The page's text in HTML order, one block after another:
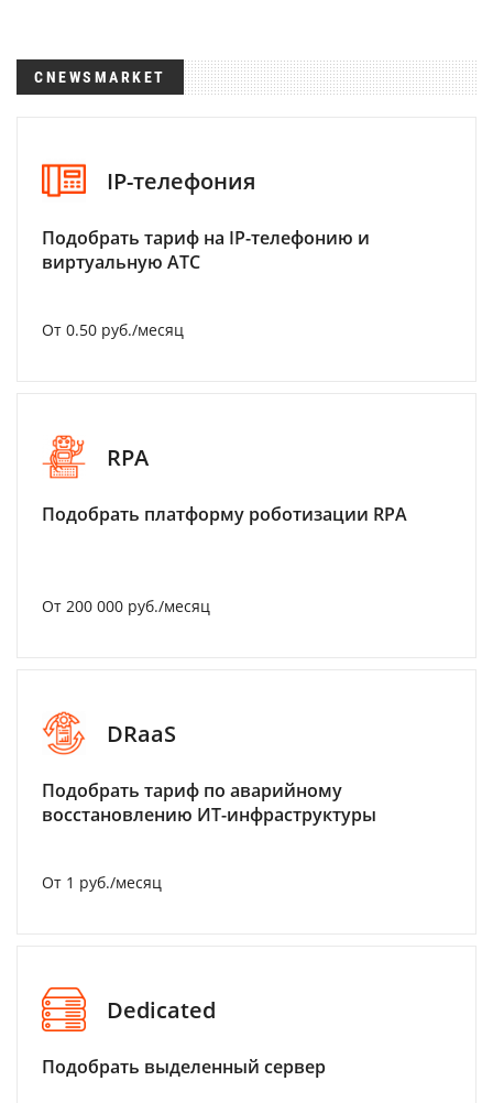
CNEWSMARKET
IP-телефония
Подобрать тариф на IP-телефонию и
виртуальную АТС
От 0.50 руб./месяц
RPA
Подобрать платформу роботизации RPA
От 200 000 руб./месяц
DRaaS
Подобрать тариф по аварийному
восстановлению ИТ-инфраструктуры
От 1 руб./месяц
Dedicated
Подобрать выделенный сервер